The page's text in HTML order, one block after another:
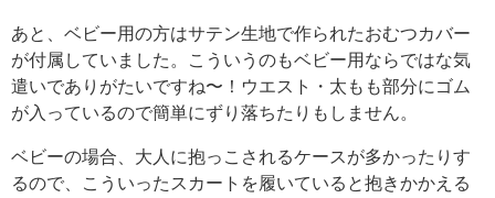
あと、ベビー用の方はサテン生地で作られたおむつカバー
が付属していました。こういうのもベビー用ならではな気
遣いでありがたいですね〜！ウエスト・太もも部分にゴム
が入っているので簡単にずり落ちたりもしません。
ベビーの場合、大人に抱っこされるケースが多かったりす
るので、こういったスカートを履いていると抱きかかえる